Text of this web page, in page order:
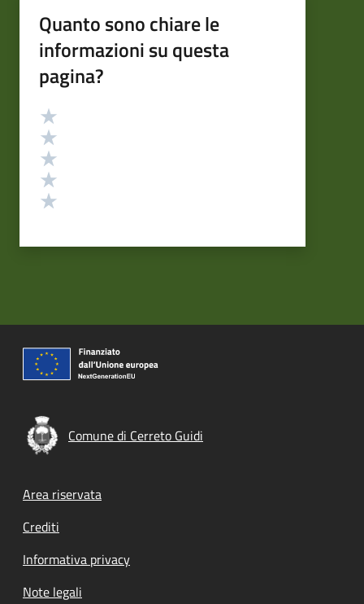
Quanto sono chiare le
informazioni su questa
pagina?
Valutazione
Comune di Cerreto Guidi
Footer menu
Area riservata
Crediti
Informativa privacy
Note legali